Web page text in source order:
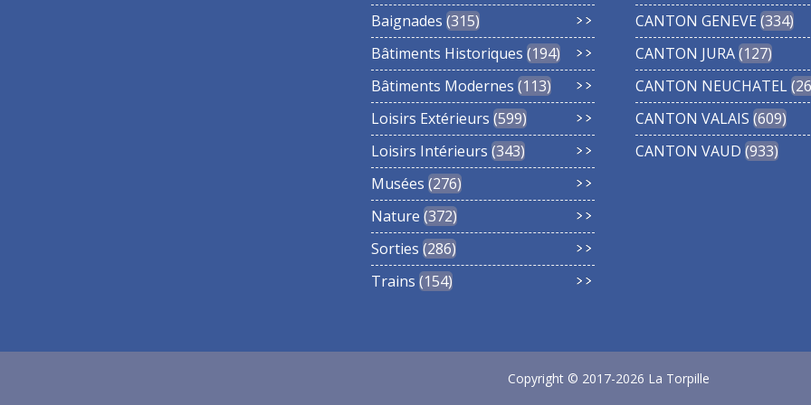
Baignades 315
Bâtiments Historiques 194
Bâtiments Modernes 113
Loisirs Extérieurs 599
Loisirs Intérieurs 343
Musées 276
Nature 372
Sorties 286
Trains 154
CANTON GENEVE 334
CANTON JURA 127
CANTON NEUCHATEL
CANTON VALAIS 609
CANTON VAUD 933
Copyright © 2017-2026 La Torpille